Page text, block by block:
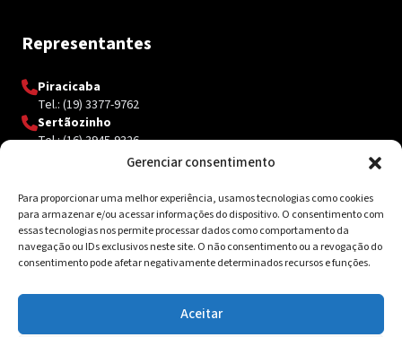
Gerenciar consentimento
Para proporcionar uma melhor experiência, usamos tecnologias como cookies
para armazenar e/ou acessar informações do dispositivo. O consentimento com
essas tecnologias nos permite processar dados como comportamento da
navegação ou IDs exclusivos neste site. O não consentimento ou a revogação do
consentimento pode afetar negativamente determinados recursos e funções.
Aceitar
Representantes
Piracicaba
Tel.: (19) 3377-9762
Sertãozinho
Tel.: (16) 3945-9326
Contato
Av. Inácio Curi, 3340 Jardim Sanzovo CEP: 17.204-350
(14) 98159-0142